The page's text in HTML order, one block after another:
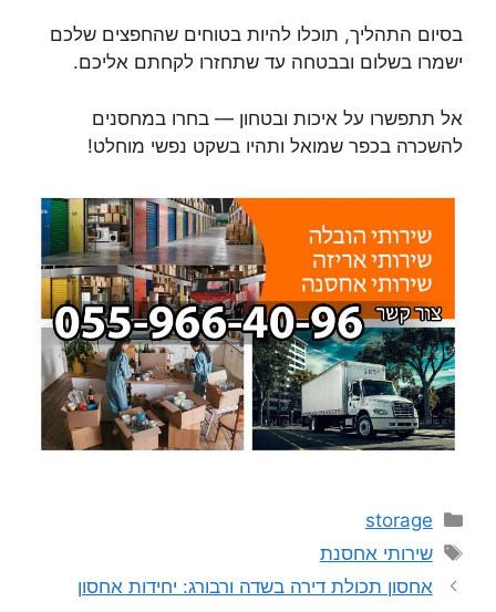
בסיום התהליך, תוכלו להיות בטוחים שהחפצים שלכם
ישמרו בשלום ובבטחה עד שתחזרו לקחתם אליכם.
אל תתפשרו על איכות ובטחון — בחרו במחסנים
להשכרה בכפר שמואל ותהיו בשקט נפשי מוחלט!
קטגוריות
storage
תגיות
שירותי אחסנת
אחסון תכולת דירה בשדה ורבורג: יחידות אחסון